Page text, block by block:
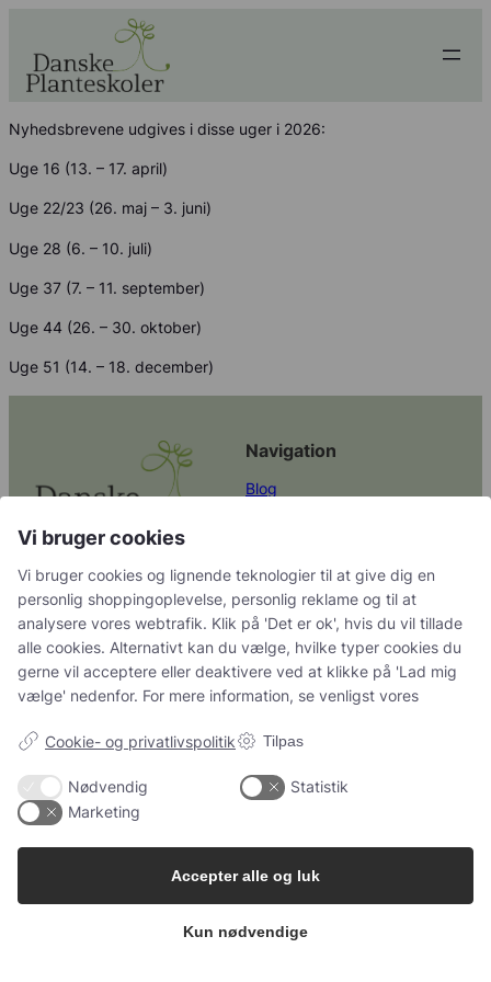
Nyhedsbrevene udgives i disse uger i 2026:
Uge 16 (13. – 17. april)
Uge 22/23 (26. maj – 3. juni)
Uge 28 (6. – 10. juli)
Uge 37 (7. – 11. september)
Uge 44 (26. – 30. oktober)
Uge 51 (14. – 18. december)
Danske Planteskoler er en
brancheforening, der
repræsenterer planteskoler i
Adresse:
SV
Navigation
Blog
Netværk for Unge Ambitiøse
Gartnere
Plantestandarder
Ankenævnet for
Planteleverancer
Information
Organisation
Vedtægter for foreningen og
Erfagrupper
Seniorklub
Vi bruger cookies
Vi bruger cookies og lignende teknologier til at give dig en
personlig shoppingoplevelse, personlig reklame og til at
analysere vores webtrafik. Klik på 'Det er ok', hvis du vil tillade
alle cookies. Alternativt kan du vælge, hvilke typer cookies du
gerne vil acceptere eller deaktivere ved at klikke på 'Lad mig
vælge' nedenfor. For mere information, se venligst vores
Cookie- og privatlivspolitik Tilpas
Nødvendig
Statistik
Marketing
Kun nødvendige
Accepter alle og luk